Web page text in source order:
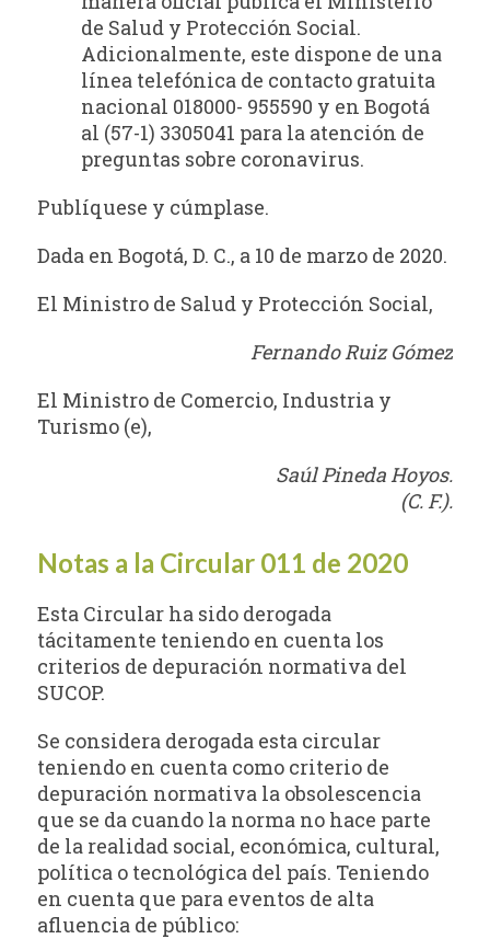
de Salud y Protección Social.
Adicionalmente, este dispone de una
línea telefónica de contacto gratuita
nacional 018000- 955590 y en Bogotá
al (57-1) 3305041 para la atención de
preguntas sobre coronavirus.
Publíquese y cúmplase.
Dada en Bogotá, D. C., a 10 de marzo de 2020.
El Ministro de Salud y Protección Social,
Fernando Ruiz Gómez
El Ministro de Comercio, Industria y
Turismo (e),
Saúl Pineda Hoyos.
(C. F.).
Notas a la Circular 011 de 2020
Esta Circular ha sido derogada
tácitamente teniendo en cuenta los
criterios de depuración normativa del
SUCOP.
Se considera derogada esta circular
teniendo en cuenta como criterio de
depuración normativa la obsolescencia
que se da cuando la norma no hace parte
de la realidad social, económica, cultural,
política o tecnológica del país. Teniendo
en cuenta que para eventos de alta
afluencia de público: